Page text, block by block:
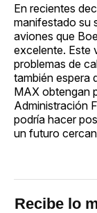
En recientes
manifestado su
aviones que
excelente. Este
problemas de
también espera
MAX obtengan
Administración
podría hacer
un futuro
Recibe lo